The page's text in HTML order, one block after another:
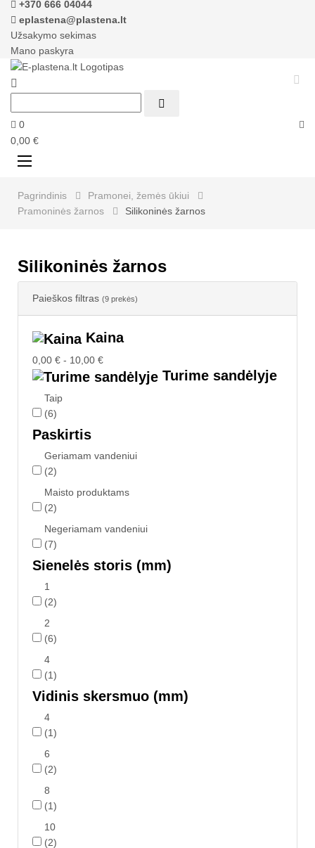
+370 666 04044
eplastena@plastena.lt
Užsakymo sekimas
Mano paskyra



0
0,00 €
Perjungti
☰
Pagrindinis
Pramonei, žemės ūkiui
Pramoninės žarnos
Silikoninės žarnos
Silikoninės žarnos
Paieškos filtras (9 prekės)
Kaina
0,00 € - 10,00 €
Turime sandėlyje
Taip
(6)
Paskirtis
Geriamam vandeniui
(2)
Maisto produktams
(2)
Negeriamam vandeniui
(7)
Sienelės storis (mm)
1
(2)
2
(6)
4
(1)
Vidinis skersmuo (mm)
4
(1)
6
(2)
8
(1)
10
(2)